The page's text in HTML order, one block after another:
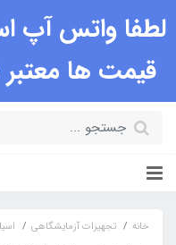
لطفا واتس آپ
قیمت ها
خانه تجهیزات آزمایشگاهی